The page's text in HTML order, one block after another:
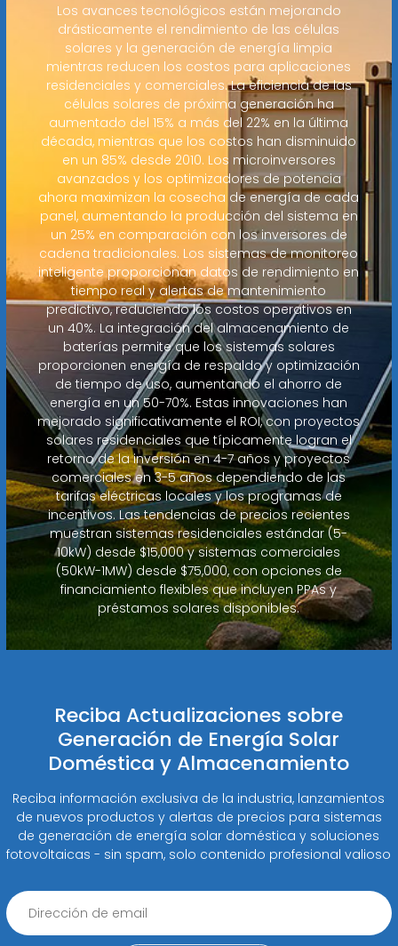
Los avances tecnológicos están mejorando
drásticamente el rendimiento de las células
solares y la generación de energía limpia
mientras reducen los costos para aplicaciones
residenciales y comerciales. La eficiencia de las
células solares de próxima generación ha
aumentado del 15% a más del 22% en la última
década, mientras que los costos han disminuido
en un 85% desde 2010. Los microinversores
avanzados y los optimizadores de potencia
ahora maximizan la cosecha de energía de cada
panel, aumentando la producción del sistema en
un 25% en comparación con los inversores de
cadena tradicionales. Los sistemas de monitoreo
inteligente proporcionan datos de rendimiento en
tiempo real y alertas de mantenimiento
predictivo, reduciendo los costos operativos en
un 40%. La integración del almacenamiento de
baterías permite que los sistemas solares
proporcionen energía de respaldo y optimización
de tiempo de uso, aumentando el ahorro de
energía en un 50-70%. Estas innovaciones han
mejorado significativamente el ROI, con proyectos
solares residenciales que típicamente logran el
retorno de la inversión en 4-7 años y proyectos
comerciales en 3-5 años dependiendo de las
tarifas eléctricas locales y los programas de
incentivos. Las tendencias de precios recientes
muestran sistemas residenciales estándar (5-
10kW) desde $15,000 y sistemas comerciales
(50kW-1MW) desde $75,000, con opciones de
financiamiento flexibles que incluyen PPAs y
préstamos solares disponibles.
Reciba Actualizaciones sobre
Generación de Energía Solar
Doméstica y Almacenamiento
Reciba información exclusiva de la industria, lanzamientos
de nuevos productos y alertas de precios para sistemas
de generación de energía solar doméstica y soluciones
fotovoltaicas - sin spam, solo contenido profesional valioso